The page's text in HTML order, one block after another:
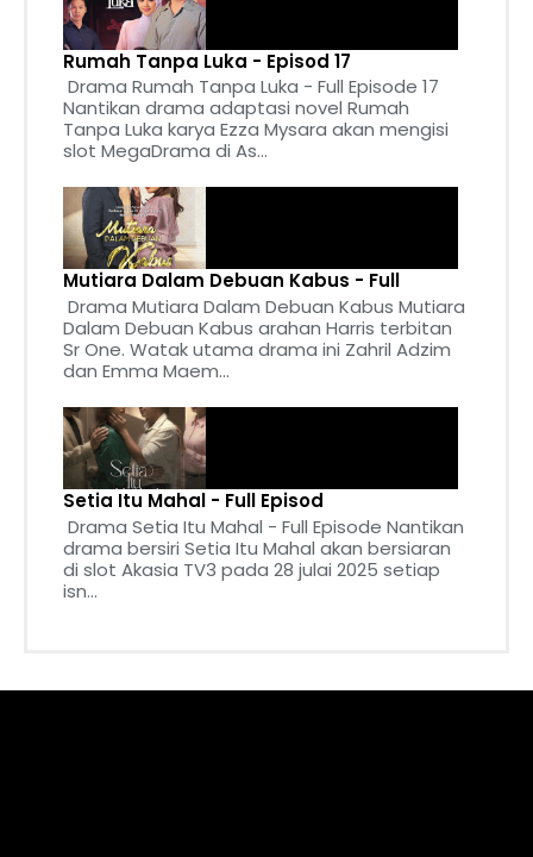
Rumah Tanpa Luka - Episod 17
Drama Rumah Tanpa Luka - Full Episode 17
Nantikan drama adaptasi novel Rumah
Tanpa Luka karya Ezza Mysara akan mengisi
slot MegaDrama di As...
Mutiara Dalam Debuan Kabus - Full
Drama Mutiara Dalam Debuan Kabus Mutiara
Dalam Debuan Kabus arahan Harris terbitan
Sr One. Watak utama drama ini Zahril Adzim
dan Emma Maem...
Setia Itu Mahal - Full Episod
Drama Setia Itu Mahal - Full Episode Nantikan
drama bersiri Setia Itu Mahal akan bersiaran
di slot Akasia TV3 pada 28 julai 2025 setiap
isn...